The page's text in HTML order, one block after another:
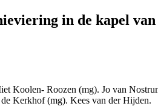
in de kapel
Koolen- Roozen (mg). Jo van
Kerkhof (mg). Kees van der Hijden.